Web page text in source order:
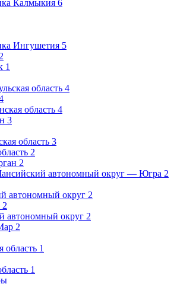
Калмыкия 6
Ингушетия 5
2
1
область 4
область 4
3
область 3
2
2
автономный округ — Югра 2
автономный округ 2
2
автономный округ 2
2
область 1
1